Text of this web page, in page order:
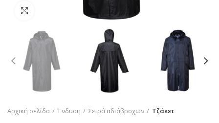
Αρχική σελίδα Ένδυση Σειρά αδιάβροχων Τζάκετ